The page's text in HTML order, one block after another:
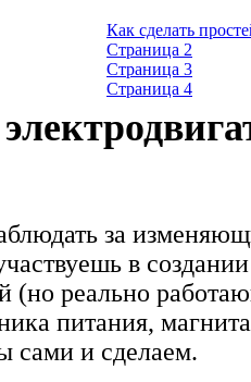
Как сделать
Страница 2
Страница 3
Страница 4
за
в
(но реально
питания,
сами и сделаем.